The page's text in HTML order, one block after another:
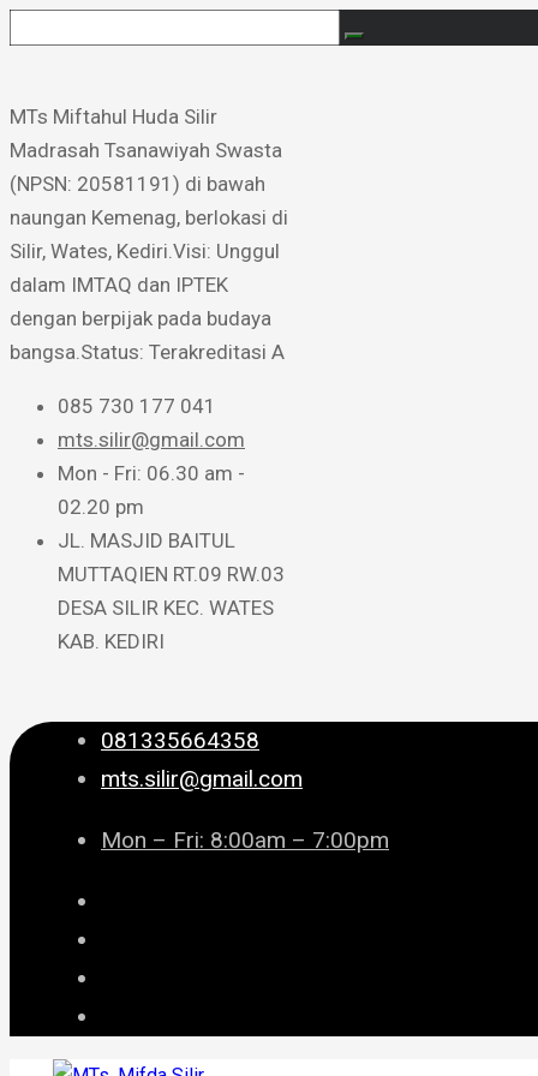
MTs Miftahul Huda Silir ​
Madrasah Tsanawiyah Swasta
(NPSN: 20581191) di bawah
naungan Kemenag, berlokasi di
Silir, Wates, Kediri. ​Visi: Unggul
dalam IMTAQ dan IPTEK
dengan berpijak pada budaya
bangsa. ​Status: Terakreditasi A
085 730 177 041
mts.silir@gmail.com
Mon - Fri: 06.30 am -
02.20 pm
JL. MASJID BAITUL
MUTTAQIEN RT.09 RW.03
DESA SILIR KEC. WATES
KAB. KEDIRI
081335664358
mts.silir@gmail.com
Mon – Fri: 8:00am – 7:00pm